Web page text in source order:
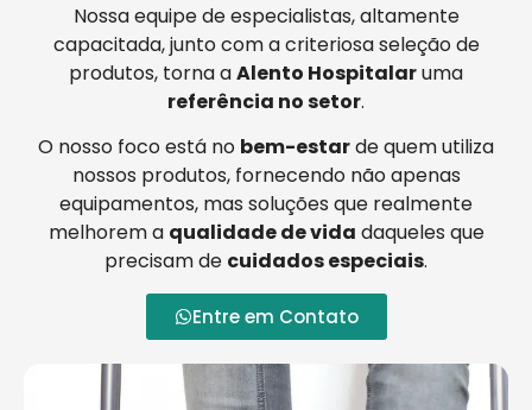
Nossa equipe de especialistas, altamente
capacitada, junto com a criteriosa seleção de
produtos, torna aAlento Hospitalaruma
referência no setor.
O nosso foco está no bem-estarde quem utiliza
nossos produtos, fornecendo não apenas
equipamentos, mas soluções que realmente
melhorem a qualidade de vida daqueles que
precisam de cuidados especiais.
Entre em Contato